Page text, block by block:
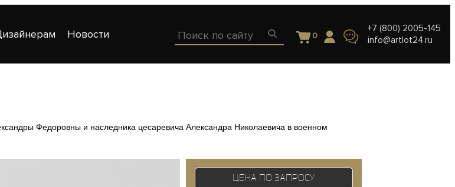
Новости 0
+7 (800) 2005-145
info@artlot24.ru
Федоровны и наследника цесаревича Александра Николаевича в военном
Цена по запросу